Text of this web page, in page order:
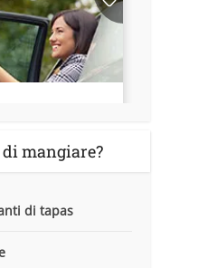
di mangiare?
di tapas